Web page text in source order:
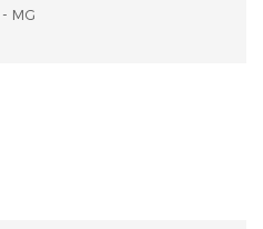
MG